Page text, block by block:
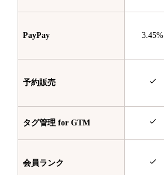
PayPay 3.45%
予約販売
タグ管理 for GTM
会員ランク